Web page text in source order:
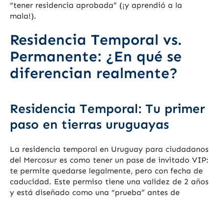
“tener residencia aprobada” (¡y aprendió a la
mala!).
Residencia Temporal vs.
Permanente: ¿En qué se
diferencian realmente?
Residencia Temporal: Tu primer
paso en tierras uruguayas
La residencia temporal en Uruguay para ciudadanos
del Mercosur es como tener un pase de invitado VIP:
te permite quedarse legalmente, pero con fecha de
caducidad. Este permiso tiene una validez de 2 años
y está diseñado como una “prueba” antes de